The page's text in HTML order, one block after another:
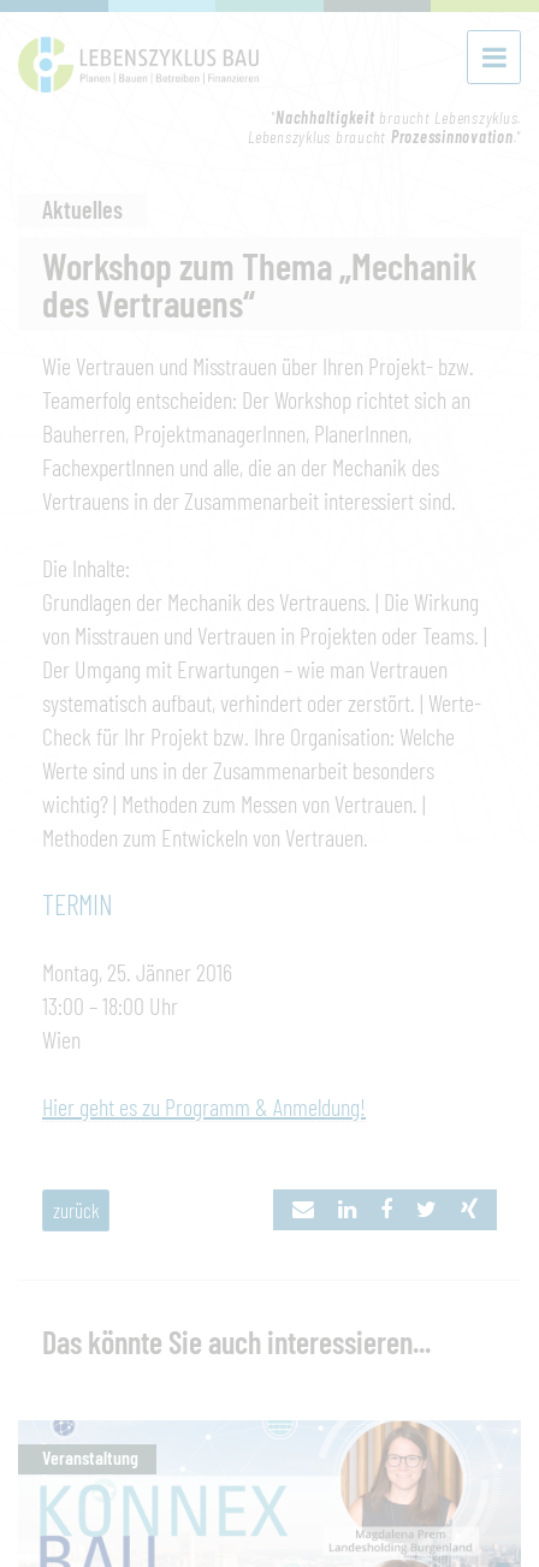
"Nachhaltigkeit braucht Lebenszyklus.
Lebenszyklus braucht Prozessinnovation."
Aktuelles
Workshop zum Thema „Mechanik
des Vertrauens“
Wie Vertrauen und Misstrauen über Ihren Projekt- bzw.
Teamerfolg entscheiden: Der Workshop richtet sich an
Bauherren, ProjektmanagerInnen, PlanerInnen,
FachexpertInnen und alle, die an der Mechanik des
Vertrauens in der Zusammenarbeit interessiert sind.
Die Inhalte:
Grundlagen der Mechanik des Vertrauens. | Die Wirkung
von Misstrauen und Vertrauen in Projekten oder Teams. |
Der Umgang mit Erwartungen – wie man Vertrauen
systematisch aufbaut, verhindert oder zerstört. | Werte-
Check für Ihr Projekt bzw. Ihre Organisation: Welche
Werte sind uns in der Zusammenarbeit besonders
wichtig? | Methoden zum Messen von Vertrauen. |
Methoden zum Entwickeln von Vertrauen.
TERMIN
Montag, 25. Jänner 2016
13:00 – 18:00 Uhr
Wien
Hier geht es zu Programm & Anmeldung!
zurück
Das könnte Sie auch interessieren...
Veranstaltung